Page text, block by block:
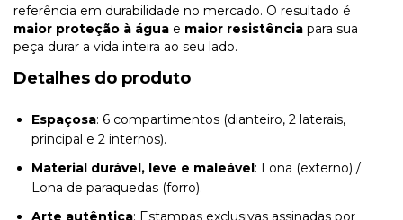
referência em durabilidade no mercado. O resultado é
maior proteção à água e maior resistência para sua
peça durar a vida inteira ao seu lado.
Detalhes do produto
Espaçosa: 6 compartimentos (dianteiro, 2 laterais,
principal e 2 internos).
Material durável, leve e maleável : Lona (externo) /
Lona de paraquedas (forro).
Arte autêntica: Estampas exclusivas assinadas por